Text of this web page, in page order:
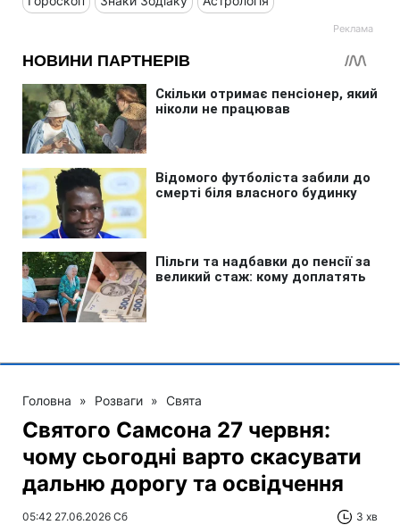
Головна » Розваги » Свята
Святого Самсона 27 червня:
чому сьогодні варто скасувати
дальню дорогу та освідчення
05:42 27.06.2026 Сб 3 хв